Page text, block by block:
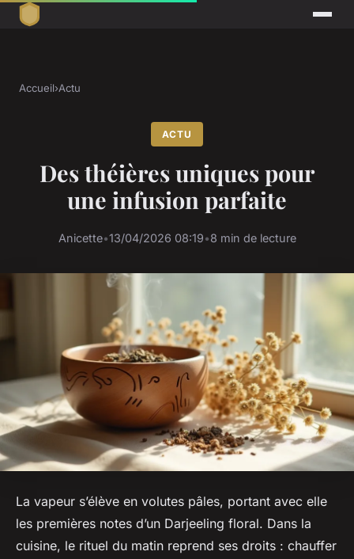
Accueil›Actu
ACTU
Des théières uniques pour
une infusion parfaite
Anicette•13/04/2026 08:19•8 min de lecture
La vapeur s’élève en volutes pâles, portant avec elle
les premières notes d’un Darjeeling floral. Dans la
cuisine, le rituel du matin reprend ses droits : chauffer